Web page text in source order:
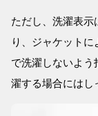
ただし、洗濯表示
り、ジャケット
で洗濯しないよ
濯する場合にはし